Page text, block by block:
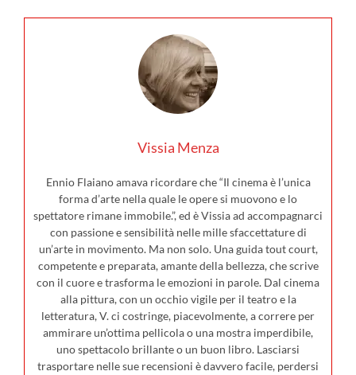
Vissia Menza
Ennio Flaiano amava ricordare che “Il cinema è l’unica
forma d’arte nella quale le opere si muovono e lo
spettatore rimane immobile.”, ed è Vissia ad accompagnarci
con passione e sensibilità nelle mille sfaccettature di
un’arte in movimento. Ma non solo. Una guida tout court,
competente e preparata, amante della bellezza, che scrive
con il cuore e trasforma le emozioni in parole. Dal cinema
alla pittura, con un occhio vigile per il teatro e la
letteratura, V. ci costringe, piacevolmente, a correre per
ammirare un’ottima pellicola o una mostra imperdibile,
uno spettacolo brillante o un buon libro. Lasciarsi
trasportare nelle sue recensioni è davvero facile, perdersi